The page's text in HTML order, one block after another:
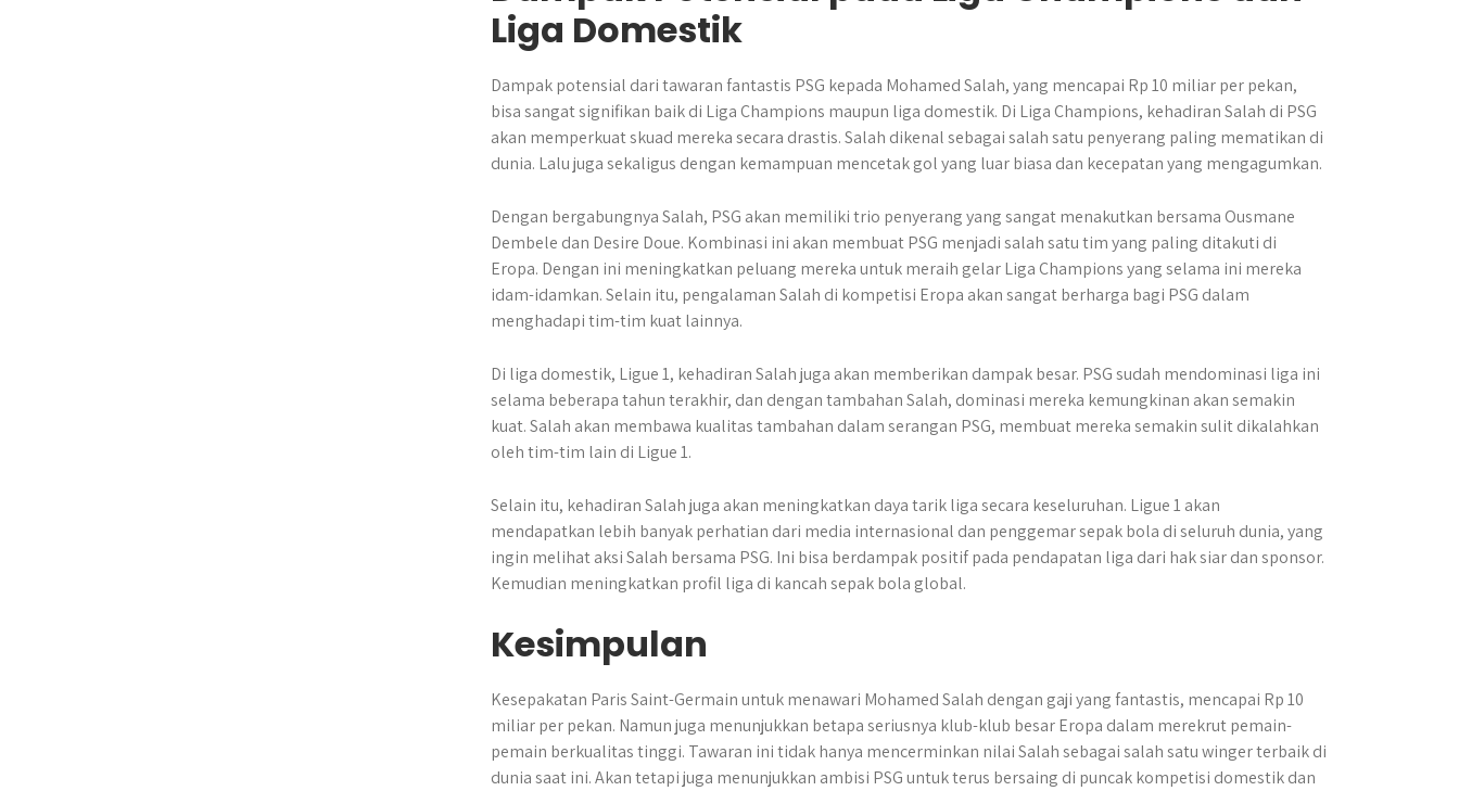
Liga Domestik
Dampak potensial dari tawaran fantastis PSG kepada Mohamed Salah, yang mencapai Rp 10 miliar per pekan,
bisa sangat signifikan baik di Liga Champions maupun liga domestik. Di Liga Champions, kehadiran Salah di PSG
akan memperkuat skuad mereka secara drastis. Salah dikenal sebagai salah satu penyerang paling mematikan di
dunia. Lalu juga sekaligus dengan kemampuan mencetak gol yang luar biasa dan kecepatan yang mengagumkan.
Dengan bergabungnya Salah, PSG akan memiliki trio penyerang yang sangat menakutkan bersamaOusmane
Dembele dan Desire Doue. Kombinasi ini akan membuat PSG menjadi salah satu tim yang paling ditakuti di
Eropa. Dengan ini meningkatkan peluang mereka untuk meraih gelar Liga Champions yang selama ini mereka
idam-idamkan. Selain itu, pengalaman Salah di kompetisi Eropa akan sangat berharga bagi PSG dalam
menghadapi tim-tim kuat lainnya.
Di liga domestik, Ligue 1, kehadiran Salah juga akan memberikan dampak besar. PSG sudah mendominasi liga ini
selama beberapa tahun terakhir, dan dengan tambahan Salah, dominasi mereka kemungkinan akan semakin
kuat. Salah akan membawa kualitas tambahan dalam serangan PSG, membuat mereka semakin sulit dikalahkan
oleh tim-tim lain di Ligue 1.
Selain itu, kehadiran Salah juga akan meningkatkan daya tarik liga secara keseluruhan. Ligue 1 akan
mendapatkan lebih banyak perhatian dari media internasional dan penggemar sepak bola di seluruh dunia, yang
ingin melihat aksi Salah bersama PSG. Ini bisa berdampak positif pada pendapatan liga dari hak siar dan sponsor.
Kemudian meningkatkan profil liga di kancah sepak bola global.
Kesimpulan
Kesepakatan Paris Saint-Germain untuk menawari Mohamed Salah dengan gaji yang fantastis, mencapai Rp 10
miliar per pekan. Namun juga menunjukkan betapa seriusnya klub-klub besar Eropa dalam merekrut pemain-
pemain berkualitas tinggi. Tawaran ini tidak hanya mencerminkan nilai Salah sebagai salah satu winger terbaik di
dunia saat ini. Akan tetapi juga menunjukkan ambisi PSG untuk terus bersaing di puncak kompetisi domestik dan